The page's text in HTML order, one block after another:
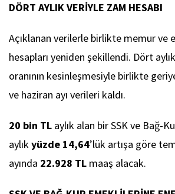
DÖRT AYLIK VERİYLE ZAM HESABI
Açıklanan verilerle birlikte memur ve
hesapları yeniden şekillendi. Dört
oranının kesinleşmesiyle birlikte
ve haziran ayı verileri kaldı.
20 bin TL aylık alan bir SSK ve Bağ-
aylıkyüzde 14,64’lük artışa göre
ayında 22.928 TL maaş alacak.